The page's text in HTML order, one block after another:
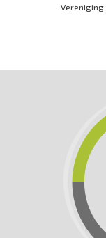
Vereniging...